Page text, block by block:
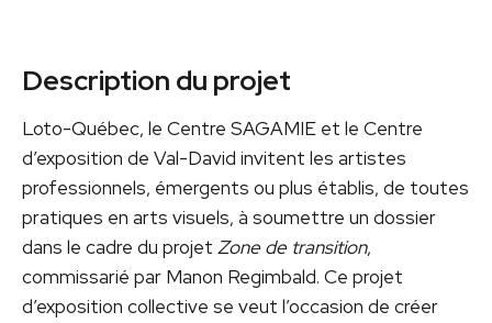
Description du projet
Loto-Québec, le Centre SAGAMIE et le Centre
d’exposition de Val-David invitent les artistes
professionnels, émergents ou plus établis, de toutes
pratiques en arts visuels, à soumettre un dossier
dans le cadre du projet Zone de transition,
commissarié par Manon Regimbald. Ce projet
d’exposition collective se veut l’occasion de créer